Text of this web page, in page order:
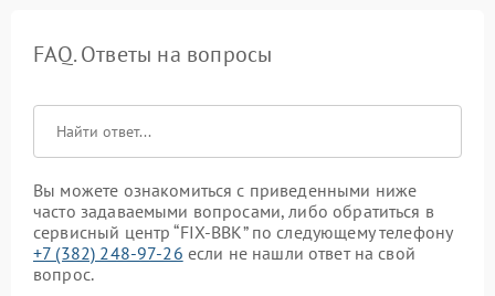
FAQ. Ответы на вопросы
Вы можете ознакомиться с приведенными ниже
часто задаваемыми вопросами, либо обратиться в
сервисный центр “FIX-BBK” по следующему телефону
+7 (382) 248-97-26 если не нашли ответ на свой
вопрос.